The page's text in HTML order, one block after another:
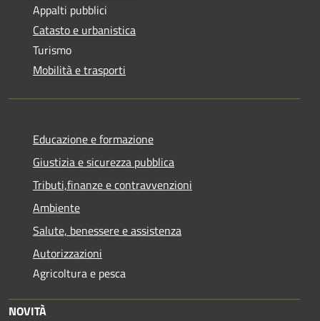
Appalti pubblici
Catasto e urbanistica
Turismo
Mobilità e trasporti
Educazione e formazione
Giustizia e sicurezza pubblica
Tributi,finanze e contravvenzioni
Ambiente
Salute, benessere e assistenza
Autorizzazioni
Agricoltura e pesca
NOVITÀ